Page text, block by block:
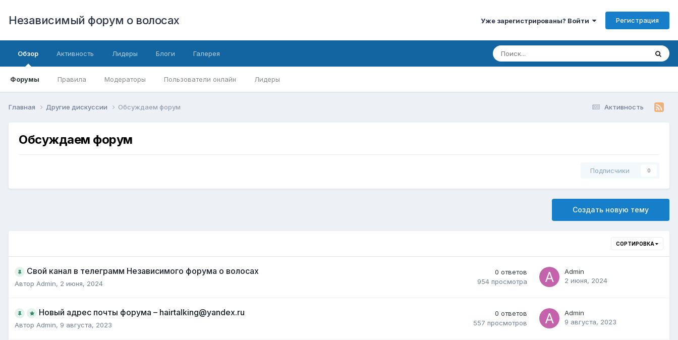
Независимый форум о волосах Уже зарегистрированы? Войти Регистрация
Обзор
Форумы Правила Модераторы Пользователи онлайн Лидеры
Активность Лидеры Блоги Галерея
Активность
Главная Другие дискуссии Обсуждаем форум
Обсуждаем форум
Подписчики 0
Создать новую тему
СОРТИРОВКА
Свой канал в телеграмм Независимого форума о волосах
Автор Admin, 2 июня, 2024
0 ответов
954 просмотра
Admin
2 июня, 2024
Новый адрес почты форума – hairtalking@yandex.ru
Автор Admin, 9 августа, 2023
0 ответов
557 просмотров
Admin
9 августа, 2023